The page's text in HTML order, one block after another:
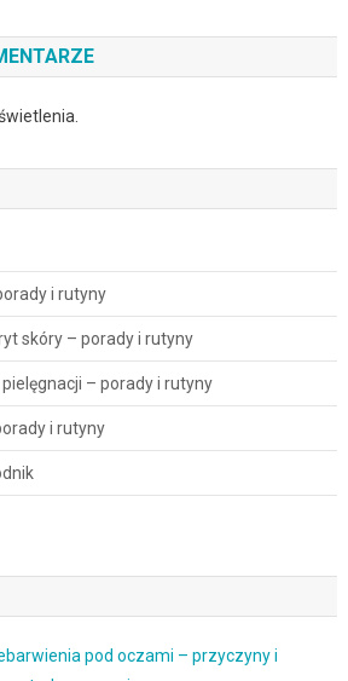
i rutyny
skóry – porady i rutyny
– porady i rutyny
i rutyny
pod oczami – przyczyny i